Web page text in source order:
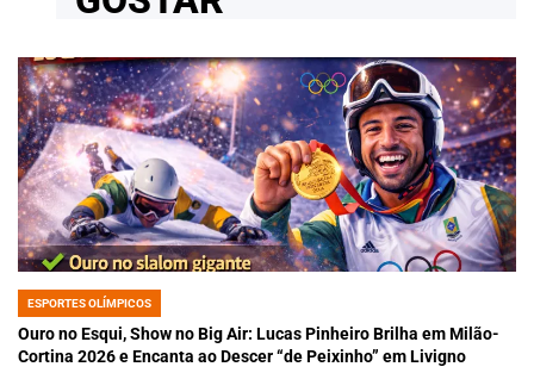
POSTED
IN
ESPORTES OLÍMPICOS
Ouro no Esqui, Show no Big Air: Lucas Pinheiro Brilha em Milão-
Cortina 2026 e Encanta ao Descer “de Peixinho” em Livigno